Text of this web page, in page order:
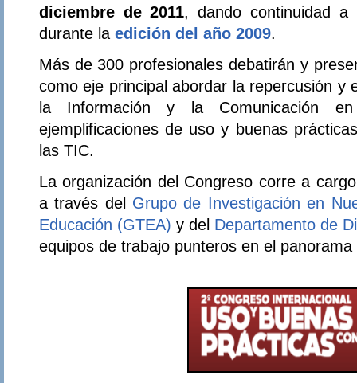
diciembre de 2011, dando continuidad a
durante la edición del año 2009.
Más de 300 profesionales debatirán y
como eje principal abordar la repercusión y
la Información y la Comunicación
ejemplificaciones de uso y buenas
las TIC.
La organización del Congreso corre a
a través del Grupo de Investigación en
Educación (GTEA) y del Departamento de
equipos de trabajo punteros en el